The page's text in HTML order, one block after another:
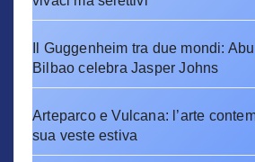
Il Guggenheim tra due mondi:
Bilbao celebra Jasper Johns
Arteparco e Vulcana: l’arte
sua veste estiva